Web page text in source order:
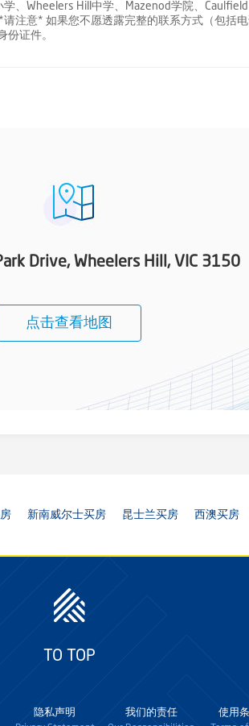
、Wheelers Hill中学、Mazenod学院、Caulfield
注意* 如果您不愿透露完整的联系方式（包括
份证件。
Drive, Wheelers Hill, VIC 3150
点击查看地图
新南威尔士买房 昆士兰买房 西澳买房
TO TOP
隐私声明 我们的责任 使用